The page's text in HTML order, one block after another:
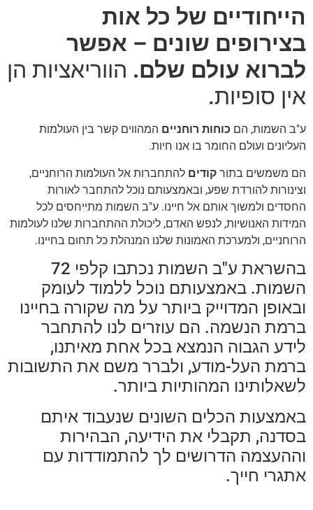
הייחודיים של כל אות
בצירופים שונים – אפשר
לברוא עולם שלם. הווריאציות הן
אין סופיות.
ע"ב השמות, הם כוחות רוחניים המהווים קשר בין העולמות
העליונים ועולם החומר בו אנו חיות.
הם משמשים בתור קודים להתחברות אל העולמות הרוחניים,
וצינורות להורדת שפע, ובאמצעותם נוכל להתחבר לאורות
החסדים ולמשוך אותם אל חיינו. ע"ב השמות מתייחסים לכל
המידות האנושיות, לנפש האדם, ליכולת ההתחברות שלנו לעולמות
הרוחניים, ולמערכת האמונות שלנו המנהלת כל תחום בחיינו.
בהשראת ע"ב השמות נכתבו קלפי 72
השמות. באמצעותם נוכל ללמוד לעומק
ובאופן המדוייק ביותר על מה שקורה בחיינו
ברמת הנשמה. הם עוזרים לנו להתחבר
לידע הגבוה הנמצא בכל אחת מאיתנו,
ברמת העל-מודע, ולברר משם את התשובות
לשאלותינו המהותיות ביותר.
באמצעות הכלים השונים שנעבוד איתם
בסדנה, תקבלי את הידיעה, הבהירות
וההעצמה הדרושים לך להתמודדות עם
אתגרי חייך.